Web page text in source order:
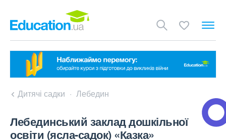
Дитячі садки Лебедин
Лебединський заклад дошкільної
освіти (ясла-садок) «Казка»